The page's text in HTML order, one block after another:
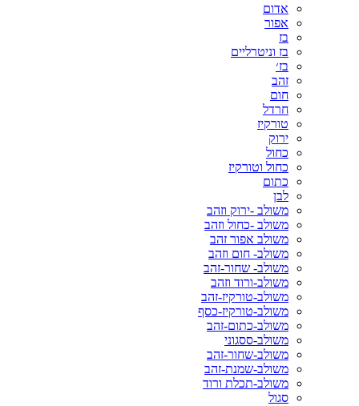
אדום
אפור
בז
בז וניטרליים
בז׳
זהב
חום
חרדל
טורקיז
ירוק
כחול
כחול וטורקיז
כתום
לבן
משולב -ירוק וזהב
משולב -כחול וזהב
משולב אפור זהב
משולב- חום וזהב
משולב- שחור-זהב
משולב-ורוד וזהב
משולב-טורקיז-זהב
משולב-טורקיז-כסף
משולב-כתום-זהב
משולב-ססגוני
משולב-שחור-זהב
משולב-שמנת-זהב
משולב-תכלת ורוד
סגול